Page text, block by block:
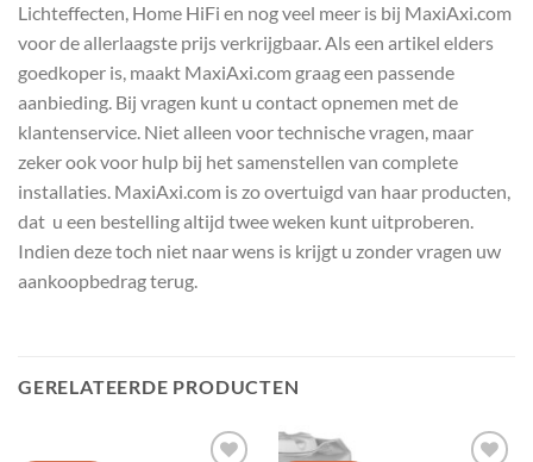
Lichteffecten, Home HiFi en nog veel meer is bij MaxiAxi.com
voor de allerlaagste prijs verkrijgbaar. Als een artikel elders
goedkoper is, maakt MaxiAxi.com graag een passende
aanbieding. Bij vragen kunt u contact opnemen met de
klantenservice. Niet alleen voor technische vragen, maar
zeker ook voor hulp bij het samenstellen van complete
installaties. MaxiAxi.com is zo overtuigd van haar producten,
dat u een bestelling altijd twee weken kunt uitproberen.
Indien deze toch niet naar wens is krijgt u zonder vragen uw
aankoopbedrag terug.
GERELATEERDE PRODUCTEN